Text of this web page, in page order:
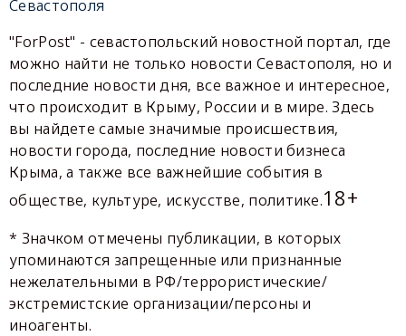
Севастополя
"ForPost" - севастопольский новостной портал, где
можно найти не только новости Севастополя, но и
последние новости дня, все важное и интересное,
что происходит в Крыму, России и в мире. Здесь
вы найдете самые значимые происшествия,
новости города, последние новости бизнеса
Крыма, а также все важнейшие события в
обществе, культуре, искусстве, политике.18+
* Значком отмечены публикации, в которых
упоминаются запрещенные или признанные
нежелательными в РФ/террористические/
экстремистские организации/персоны и
иноагенты.